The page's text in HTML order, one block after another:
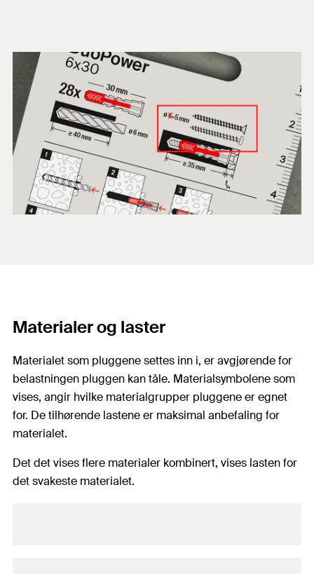
Materialer og laster
Materialet som pluggene settes inn i, er avgjørende for
belastningen pluggen kan tåle. Materialsymbolene som
vises, angir hvilke materialgrupper pluggene er egnet
for. De tilhørende lastene er maksimal anbefaling for
materialet.
Det det vises flere materialer kombinert, vises lasten for
det svakeste materialet.